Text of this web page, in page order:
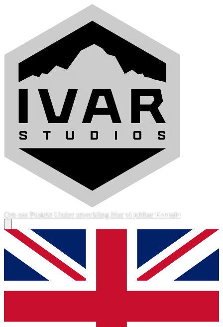
Om oss Projekt Under utveckling Hur vi jobbar Kontakt